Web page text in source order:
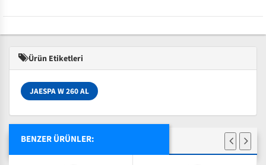
Ürün Etiketleri
JAESPA W 260 AL
BENZER ÜRÜNLER: